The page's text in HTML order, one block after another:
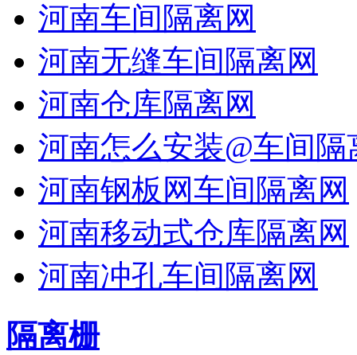
河南车间隔离网
河南无缝车间隔离网
河南仓库隔离网
河南怎么安装@车间隔
河南钢板网车间隔离网
河南移动式仓库隔离网
河南冲孔车间隔离网
隔离栅